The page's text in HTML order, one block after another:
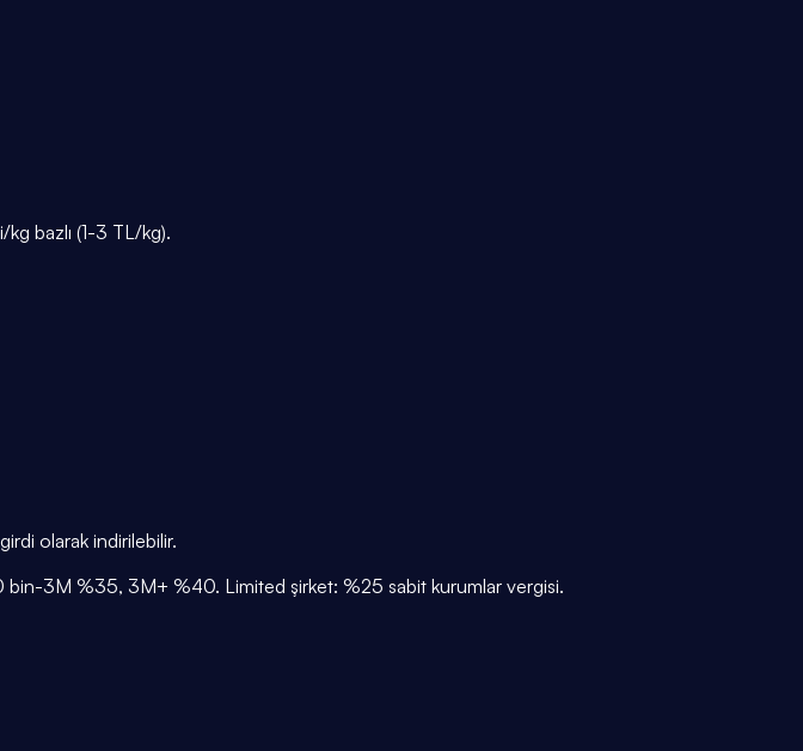
bazlı (1-3 TL/kg).
olarak indirilebilir.
3M %35, 3M+ %40. Limited şirket: %25 sabit kurumlar vergisi.